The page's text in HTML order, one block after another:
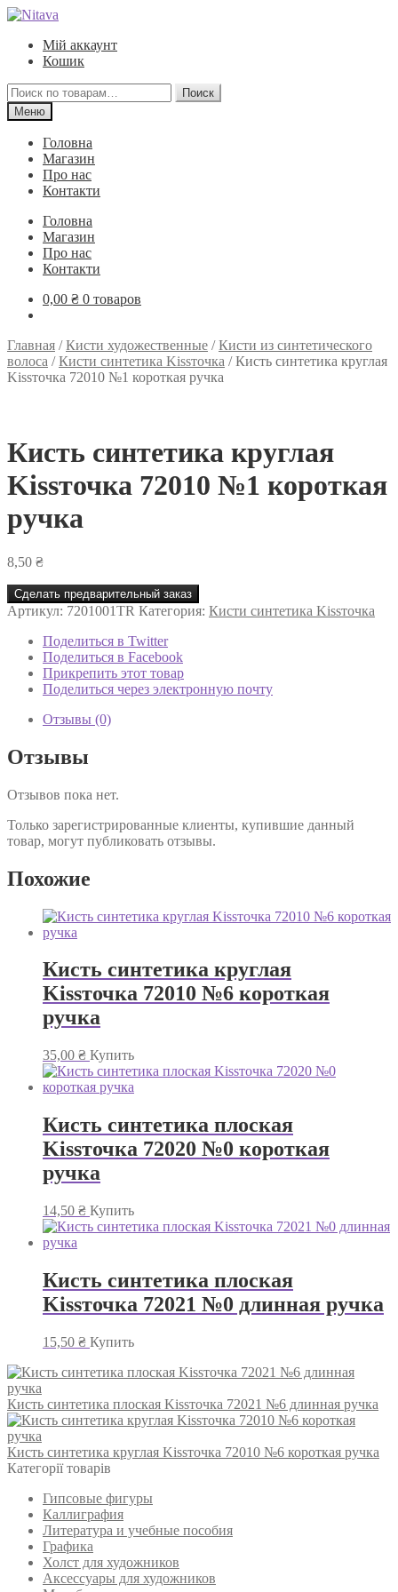
Перейти
навигации
Перейти
содержимому
Мій аккаунт
Кошик
Искать:
Поиск
Меню
Головна
Магазин
Про нас
Контакти
Головна
Магазин
Про нас
Контакти
0,00 ₴ 0 товаров
Главная /Кисти художественные /Кисти из синтетического
волоса /Кисти синтетика Kissточка /Кисть синтетика круглая
Kissточка 72010 №1 короткая ручка
Кисть синтетика круглая
Kissточка 72010 №1 короткая
ручка
8,50 ₴
Сделать предварительный заказ
Артикул: 7201001TR Категория: Кисти синтетика Kissточка
Поделиться в Twitter
Поделиться в Facebook
Прикрепить этот товар
Поделиться через электронную почту
Отзывы (0)
Отзывы
Отзывов пока нет.
Только зарегистрированные клиенты, купившие данный
товар, могут публиковать отзывы.
Похожие
Кисть синтетика круглая
Kissточка 72010 №6 короткая
ручка
35,00 ₴ Купить
Кисть синтетика плоская
Kissточка 72020 №0 короткая
ручка
14,50 ₴ Купить
Кисть синтетика плоская
Kissточка 72021 №0 длинная ручка
15,50 ₴ Купить
Кисть синтетика плоская Kissточка 72021 №6 длинная ручка
Кисть синтетика круглая Kissточка 72010 №6 короткая ручка
Категорії товарів
Гипсовые фигуры
Каллиграфия
Литература и учебные пособия
Графика
Холст для художников
Аксессуары для художников